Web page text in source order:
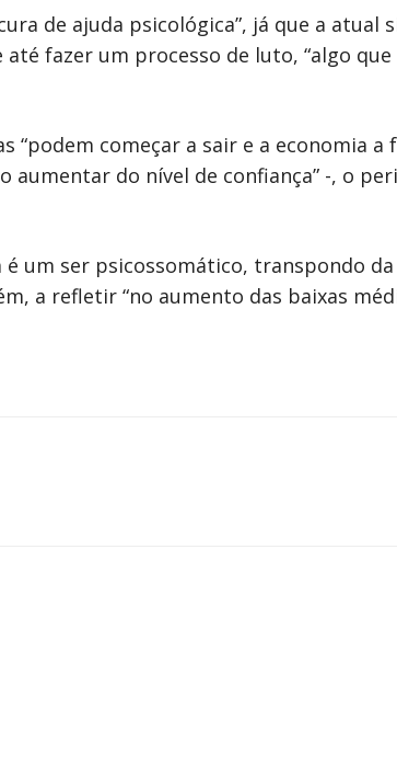
de ajuda psicológica”, já que a atual
até fazer um processo de luto, “algo
“podem começar a sair e a economia a
aumentar do nível de confiança” -, o
é um ser psicossomático, transpondo
a refletir “no aumento das baixas